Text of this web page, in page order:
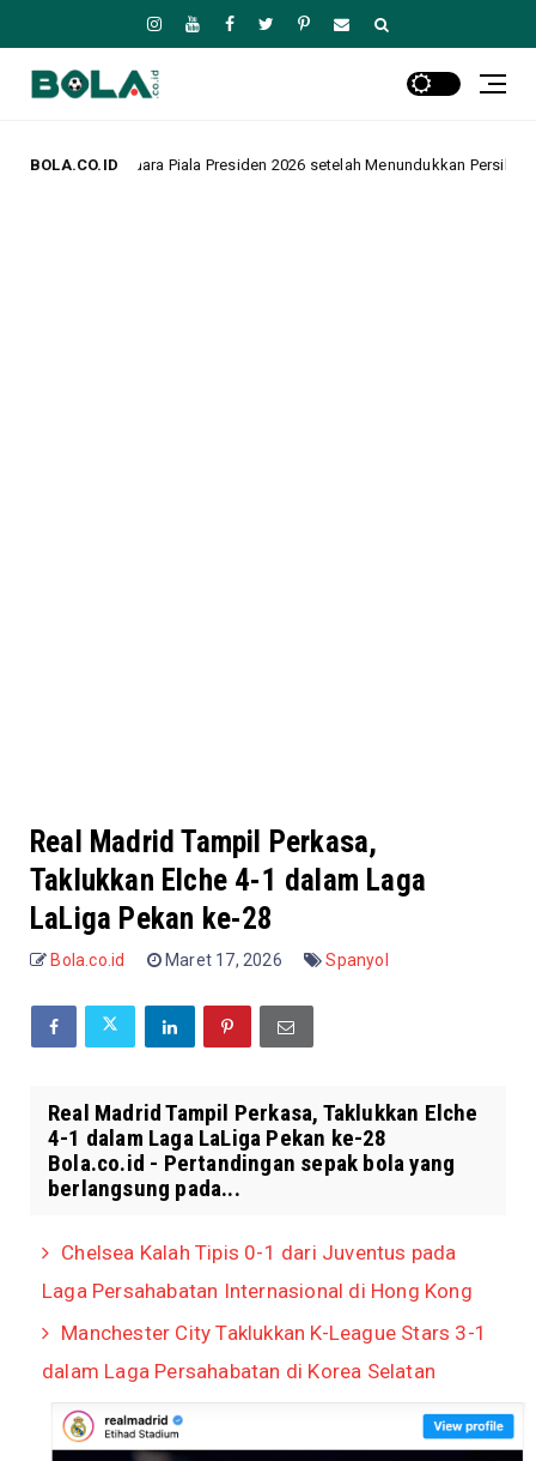
BOLA.CO.ID
Presiden 2026 setelah Menundukkan Persib dalam Drama Adu Penalti
Real Madrid Tampil Perkasa,
Taklukkan Elche 4-1 dalam Laga
LaLiga Pekan ke-28
Bola.co.id Maret 17, 2026 Spanyol
Real Madrid Tampil Perkasa, Taklukkan Elche
4-1 dalam Laga LaLiga Pekan ke-28
Bola.co.id - Pertandingan sepak bola yang
berlangsung pada...
Chelsea Kalah Tipis 0-1 dari Juventus pada
Laga Persahabatan Internasional di Hong Kong
Manchester City Taklukkan K-League Stars 3-1
dalam Laga Persahabatan di Korea Selatan